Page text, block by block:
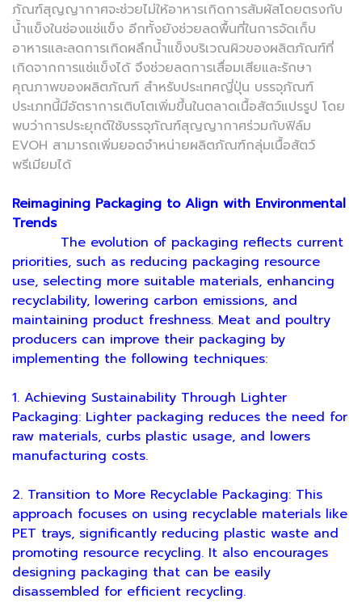
ภัณฑ์สุญญากาศจะช่วยไม่ให้อาหารเกิดการสัมผัสโดยตรงกับ
น้ำแข็งในช่องแช่แข็ง อีกทั้งยังช่วยลดพื้นที่ในการจัดเก็บ
อาหารและลดการเกิดผลึกน้ำแข็งบริเวณผิวของผลิตภัณฑ์ที่
เกิดจากการแช่แข็งได้ จึงช่วยลดการเสื่อมเสียและรักษา
คุณภาพของผลิตภัณฑ์ สำหรับประเทศญี่ปุ่น บรรจุภัณฑ์
ประเภทนี้มีอัตราการเติบโตเพิ่มขึ้นในตลาดเนื้อสัตว์แปรรูป โดย
พบว่าการประยุกต์ใช้บรรจุภัณฑ์สุญญากาศร่วมกับฟิล์ม
EVOH สามารถเพิ่มยอดจำหน่ายผลิตภัณฑ์กลุ่มเนื้อสัตว์
พรีเมียมได้
Reimagining Packaging to Align with Environmental
Trends
The evolution of packaging reflects current
priorities, such as reducing packaging resource
use, selecting more suitable materials, enhancing
recyclability, lowering carbon emissions, and
maintaining product freshness. Meat and poultry
producers can improve their packaging by
implementing the following techniques:
1. Achieving Sustainability Through Lighter
Packaging: Lighter packaging reduces the need for
raw materials, curbs plastic usage, and lowers
manufacturing costs.
2. Transition to More Recyclable Packaging: This
approach focuses on using recyclable materials like
PET trays, significantly reducing plastic waste and
promoting resource recycling. It also encourages
designing packaging that can be easily
disassembled for efficient recycling.